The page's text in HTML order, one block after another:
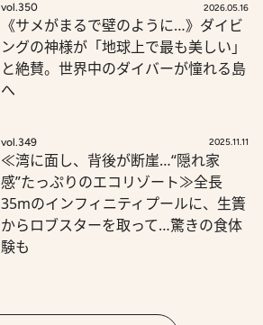
vol.350 2026.05.16
《サメがまるで壁のように…》ダイビ
ングの神様が「地球上で最も美しい」
と絶賛。世界中のダイバーが憧れる島
へ
vol.349 2025.11.11
≪湾に面し、背後が断崖…“隠れ家
感”たっぷりのエコリゾート≫全長
35mのインフィニティプールに、生簀
からロブスターを取って…驚きの食体
験も